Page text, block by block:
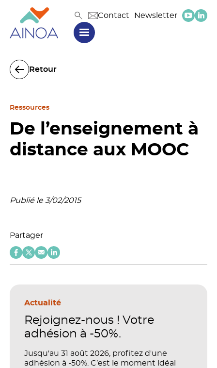
Contact Newsletter
Retour
Ressources
De l’enseignement à
distance aux MOOC
Publié le 3/02/2015
Partager
Actualité
Rejoignez-nous ! Votre
adhésion à -50%.
Jusqu'au 31 août 2026, profitez d'une
adhésion à -50%. C’est le moment idéal